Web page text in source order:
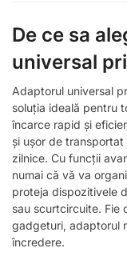
De ce sa
universal
Adaptorul universal
soluția ideală pentru
încarce rapid și
și ușor de
zilnice. Cu funcții
numai că vă va
proteja dispozitivele
sau scurtcircuite. Fie
gadgeturi, adaptorul
încredere.